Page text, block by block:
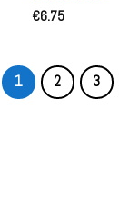
Оценка
€6.75
1 2 3